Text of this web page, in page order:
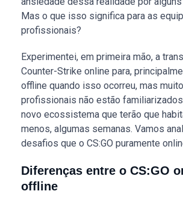
Mas o que isso significa para as
profissionais?
Experimentei, em primeira mão, a
Counter-Strike online para,
offline quando isso ocorreu, mas
profissionais não estão
novo ecossistema que terão que
menos, algumas semanas. Vamos
desafios que o CS:GO puramente
Diferenças entre o CS:GO
offline